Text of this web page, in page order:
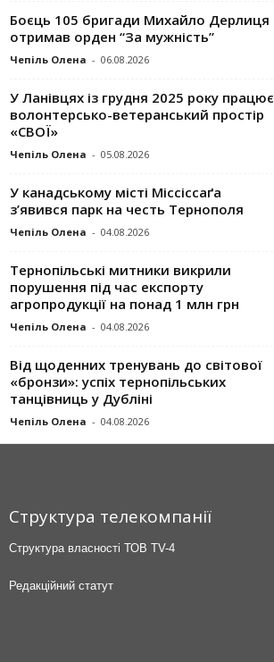
Боєць 105 бригади Михайло Дерлиця
отримав орден “За мужність”
Чепіль Олена - 06.08.2026
У Ланівцях із грудня 2025 року працює
волонтерсько-ветеранський простір
«СВОЇ»
Чепіль Олена - 05.08.2026
У канадському місті Міссіссаґа
з’явився парк на честь Тернополя
Чепіль Олена - 04.08.2026
Тернопільські митники викрили
порушення під час експорту
агропродукції на понад 1 млн грн
Чепіль Олена - 04.08.2026
Від щоденних тренувань до світової
«бронзи»: успіх тернопільських
танцівниць у Дубліні
Чепіль Олена - 04.08.2026
Структура телекомпанії
Структура власності ТОВ TV-4
Редакційний статут